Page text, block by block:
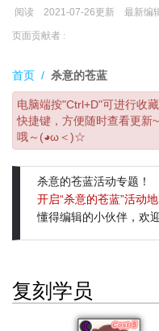
阅读 2021-07-26更新 最新编
跳
航
跳
索
页面贡献者 :
首页 / 杀意的苍蓝
电脑端按"Ctrl+D"可进行收
快捷键，方便随时查看更新
哦～(◕ω＜)☆
杀意的苍蓝活动专题！
开启“杀意的苍蓝”活动
懂得编辑的小伙伴，欢
复刻学员